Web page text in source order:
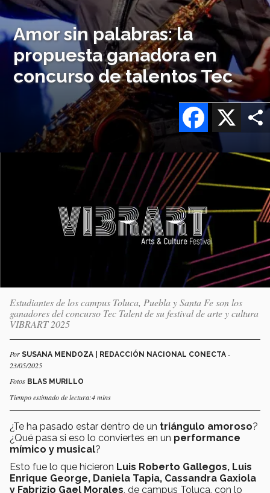
Amor sin palabras: la
propuesta ganadora en
concurso de talentos Tec
X
Facebook
Estudiantes de los campus Toluca, Puebla y Santa Fe son los
ganadores del concurso Tec Talent de su festival de arte y cultura
VIBRART 2025
Por SUSANA MENDOZA | REDACCIÓN NACIONAL CONECTA -
23/05/2025
Fotos BLAS MURILLO
Tiempo estimado de lectura:4 mins
¿Te ha pasado estar dentro de un triángulo amoroso?
¿Qué pasa si eso lo conviertes en un performance
mímico y musical?
Esto fue lo que hicieron Luis Roberto Gallegos, Luis
Enrique George, Daniela Tapia, Cassandra Gaxiola
y Fabrizio Gael Morales , de campus Toluca, con lo